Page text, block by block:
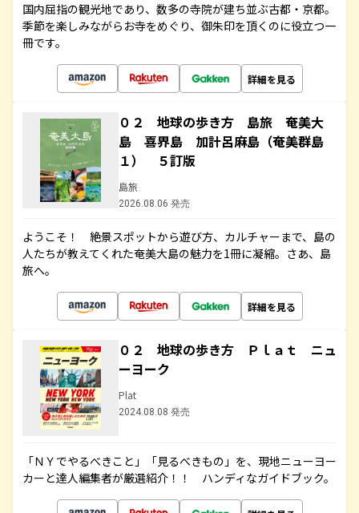
国内屈指の観光地であり、数多の寺院が建ち並ぶ古都・京都。
季節を楽しみながらお寺をめぐり、御朱印を頂くのに役立つ一
冊です。
詳細を見る
０２ 地球の歩き方 島旅 奄美大
島 喜界島 加計呂麻島（奄美群島
１） ５訂版
島旅
2026.08.06 発売
ようこそ！ 絶景スポットから遊び方、カルチャーまで、島の
人たちが教えてくれた奄美大島の魅力を1冊に凝縮。さあ、島
旅へ。
詳細を見る
０２ 地球の歩き方 Ｐｌａｔ ニュ
ーヨーク
Plat
2024.08.08 発売
「ＮＹでやるべきこと」「見るべきもの」を、現地ニューヨー
カーと達人編集者が厳選紹介！！ ハンディなガイドブック。